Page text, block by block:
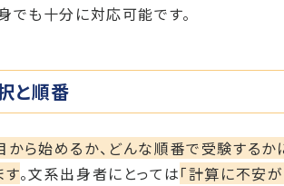
でも十分に対応可能です。
と順番
ら始めるか、どんな順番で受験するか
す。文系出身者にとっては「計算に不安が